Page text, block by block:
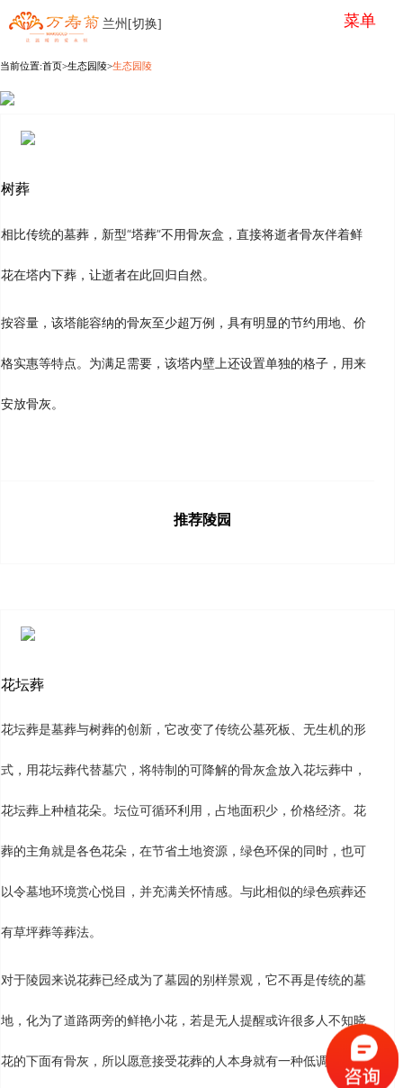
兰州[切换] 菜单
当前位置:首页>生态园陵>生态园陵
树葬
相比传统的墓葬，新型“塔葬”不用骨灰盒，直接将逝者骨灰伴着鲜
花在塔内下葬，让逝者在此回归自然。
按容量，该塔能容纳的骨灰至少超万例，具有明显的节约用地、价
格实惠等特点。为满足需要，该塔内壁上还设置单独的格子，用来
安放骨灰。
推荐陵园
花坛葬
花坛葬是墓葬与树葬的创新，它改变了传统公墓死板、无生机的形
式，用花坛葬代替墓穴，将特制的可降解的骨灰盒放入花坛葬中，
花坛葬上种植花朵。坛位可循环利用，占地面积少，价格经济。花
葬的主角就是各色花朵，在节省土地资源，绿色环保的同时，也可
以令墓地环境赏心悦目，并充满关怀情感。与此相似的绿色殡葬还
有草坪葬等葬法。
对于陵园来说花葬已经成为了墓园的别样景观，它不再是传统的墓
地，化为了道路两旁的鲜艳小花，若是无人提醒或许很多人不知晓
花的下面有骨灰，所以愿意接受花葬的人本身就有一种低调沉稳的